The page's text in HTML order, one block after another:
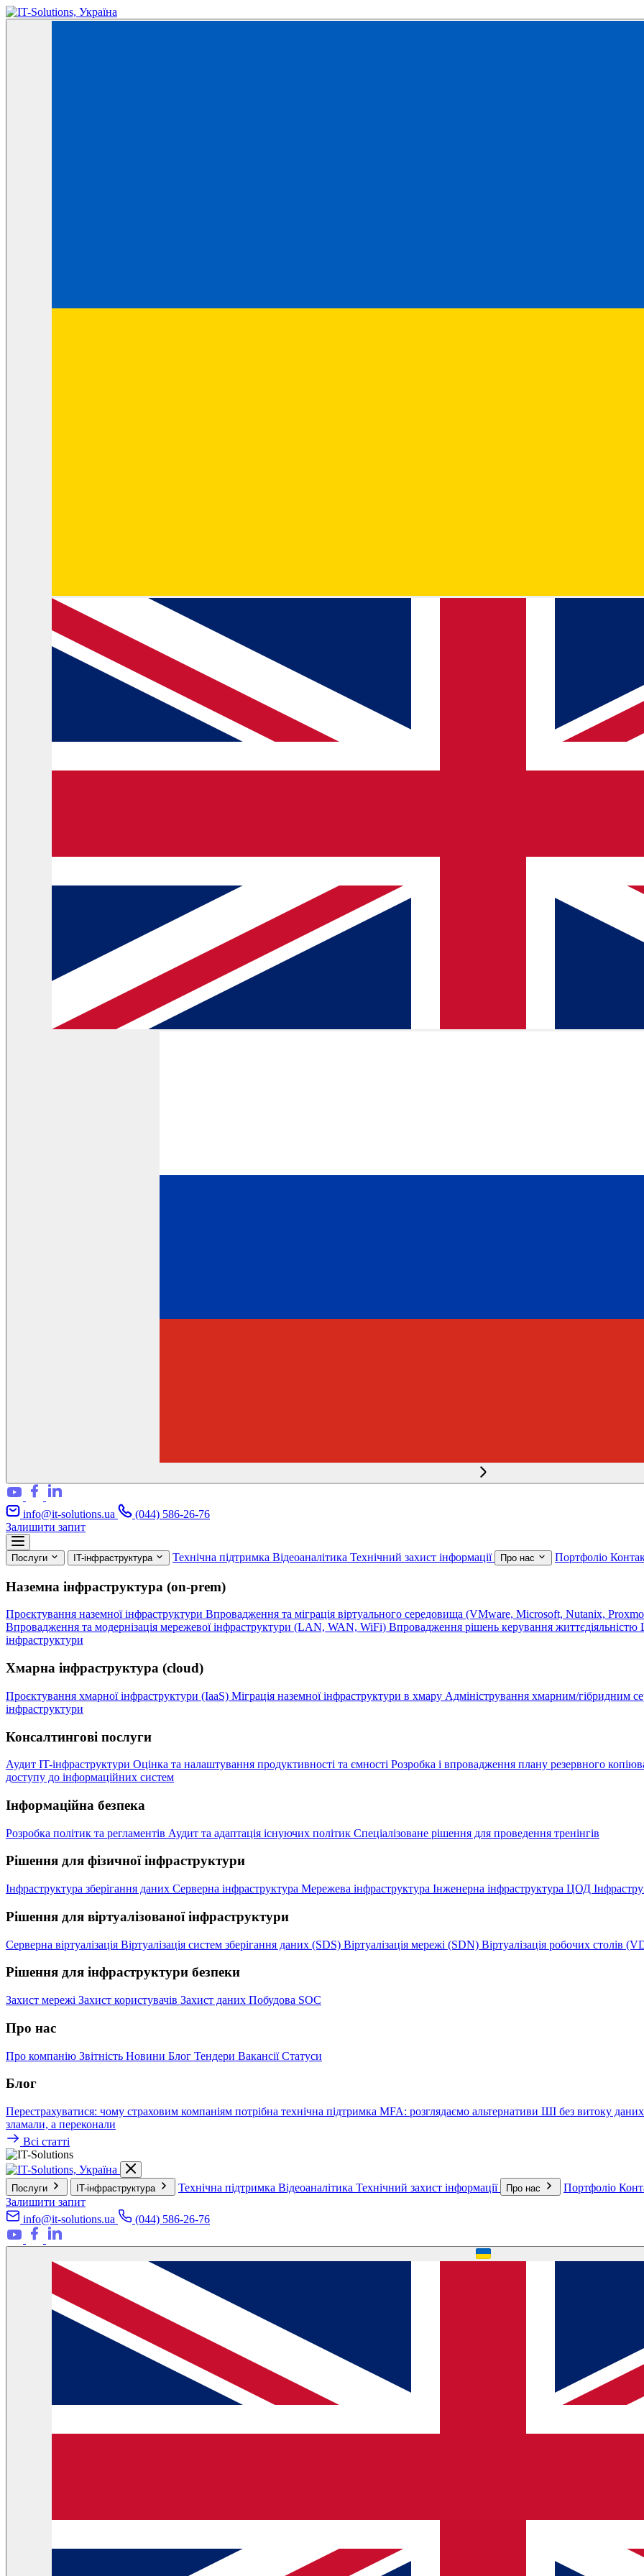
info@it-solutions.ua
(044) 586-26-76
Залишити запит
Послуги IT-інфраструктура Технічна підтримка Відеоаналітика Технічний захист інформації Про нас Портфоліо
Наземна інфраструктура (on-prem)
Проєктування наземної інфраструктури Впровадження та міграція віртуального середовища (VMware, Microsoft, Nutanix,
Впровадження та модернізація мережевої інфраструктури (LAN, WAN, WiFi) Впровадження рішень керування
інфраструктури
Хмарна інфраструктура (cloud)
Проєктування хмарної інфраструктури (IaaS) Міграція наземної інфраструктури в хмару Адміністрування хмарним/гібридним
інфраструктури
Консалтингові послуги
Аудит IT-інфраструктури Оцінка та налаштування продуктивності та ємності Розробка і впровадження плану резервного
доступу до інформаційних систем
Інформаційна безпека
Розробка політик та регламентів Аудит та адаптація існуючих політик Спеціалізоване рішення для проведення тренінгів
Рішення для фізичної інфраструктури
Інфраструктура зберігання даних Серверна інфраструктура Мережева інфраструктура Інженерна інфраструктура ЦОД
Рішення для віртуалізованої інфраструктури
Серверна віртуалізація Віртуалізація систем зберігання даних (SDS) Віртуалізація мережі (SDN) Віртуалізація робочих столів
Рішення для інфраструктури безпеки
Захист мережі Захист користувачів Захист даних Побудова SOC
Про нас
Про компанію Звітність Новини Блог Тендери ВакансіїСтатуси
Блог
Перестрахуватися: чому страховим компаніям потрібна технічна підтримка MFA: розглядаємо альтернативи ШІ без витоку
зламали, а переконали
Всі статті
Послуги IT-інфраструктура Технічна підтримка Відеоаналітика Технічний захист інформації Про нас Портфоліо
Залишити запит
info@it-solutions.ua
(044) 586-26-76